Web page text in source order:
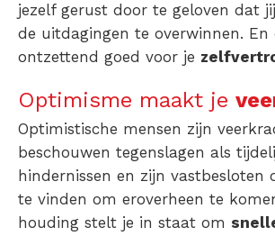
jezelf gerust door te geloven dat
de uitdagingen te overwinnen. En
ontzettend goed voor je
Optimisme maakt je
Optimistische mensen zijn
beschouwen tegenslagen als
hindernissen en zijn vastbesloten
te vinden om eroverheen te
houding stelt je in staat om